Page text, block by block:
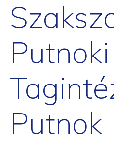
Putnoki
Putnok